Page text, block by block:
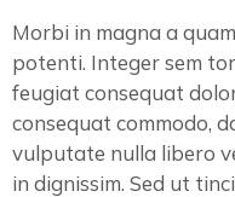
Morbi in magna a
potenti. Integer sem
feugiat consequat
consequat commodo,
vulputate nulla libero
in dignissim. Sed ut